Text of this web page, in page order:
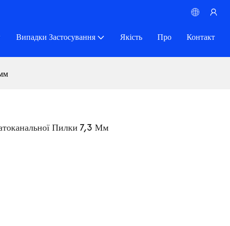
Випадки Застосування Якість Про Контакт
Пилки 7,3 Мм